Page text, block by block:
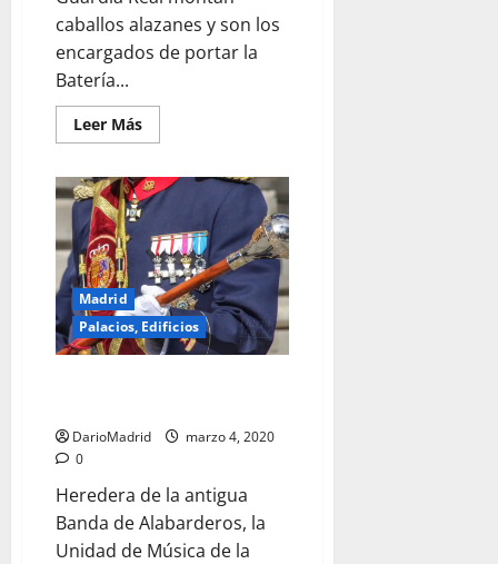
caballos alazanes y son los
encargados de portar la
Batería...
Leer MásLeer
más
Soldados
de
la
Batería
de
la
Guardia
Real
Madrid
Palacios, Edificios
DarioMadrid
marzo 4, 2020
0
Heredera de la antigua
Banda de Alabarderos, la
Unidad de Música de la